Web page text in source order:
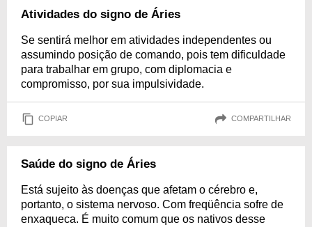
Atividades do signo de Áries
Se sentirá melhor em atividades independentes ou
assumindo posição de comando, pois tem dificuldade
para trabalhar em grupo, com diplomacia e
compromisso, por sua impulsividade.
COPIAR COMPARTILHAR
Saúde do signo de Áries
Está sujeito às doenças que afetam o cérebro e,
portanto, o sistema nervoso. Com freqüência sofre de
enxaqueca. É muito comum que os nativos desse